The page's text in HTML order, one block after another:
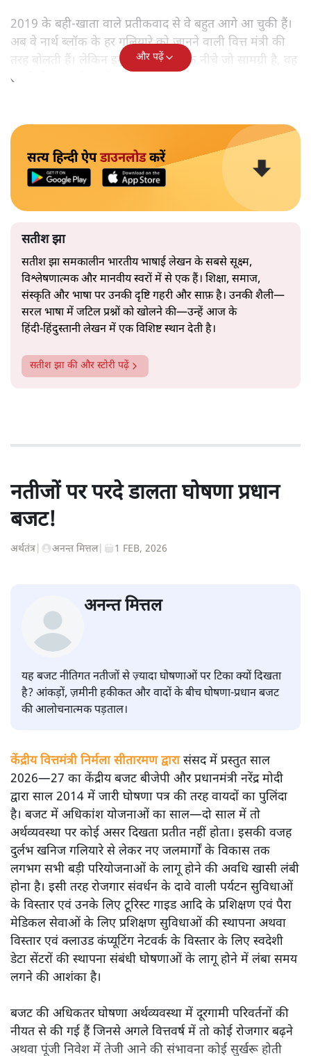
2019 के बही‑खाता वाले प्रतीकवाद से वे बहुत आगे आ चुकी हैं।
अब वे नार्थ ब्लॉक के हर गलियारे को जानने वाली वित्त मंत्री की
तरह बोलती हैं। लेकिन इस आत्मविश्वास के नीचे जो सामग्री है, वह
उतनी ही अनुमानित और दोहराव भरी।
और पढ़ें
सत्य हिन्दी ऐपडाउनलोडकरें
सतीश झा
सतीश झा समकालीन भारतीय भाषाई लेखन के सबसे सूक्ष्म,
विश्लेषणात्मक और मानवीय स्वरों में से एक हैं। शिक्षा, समाज,
संस्कृति और भाषा पर उनकी दृष्टि गहरी और साफ़ है। उनकी शैली—
सरल भाषा में जटिल प्रश्नों को खोलने की—उन्हें आज के
हिंदी‑हिंदुस्तानी लेखन में एक विशिष्ट स्थान देती है।
सतीश झा की और स्टोरी पढ़ें
नतीजों पर परदे डालता घोषणा प्रधान
बजट!
अर्थतंत्र अनन्त मित्तल| 1 FEB, 2026
अनन्त मित्तल
यह बजट नीतिगत नतीजों से ज़्यादा घोषणाओं पर टिका क्यों दिखता
है? आंकड़ों, ज़मीनी हकीकत और वादों के बीच घोषणा-प्रधान बजट
की आलोचनात्मक पड़ताल।
केंद्रीय वित्तमंत्री निर्मला सीतारमण द्वारासंसद में प्रस्तुत साल
2026—27 का केंद्रीय बजट बीजेपी और प्रधानमंत्री नरेंद्र मोदी
है। बजट में अधिकांश योजनाओं का साल—दो साल में तो
अर्थव्यवस्था पर कोई असर दिखता प्रतीत नहीं होता। इसकी वजह
दुर्लभ खनिज गलियारे से लेकर नए जलमार्गों के विकास तक